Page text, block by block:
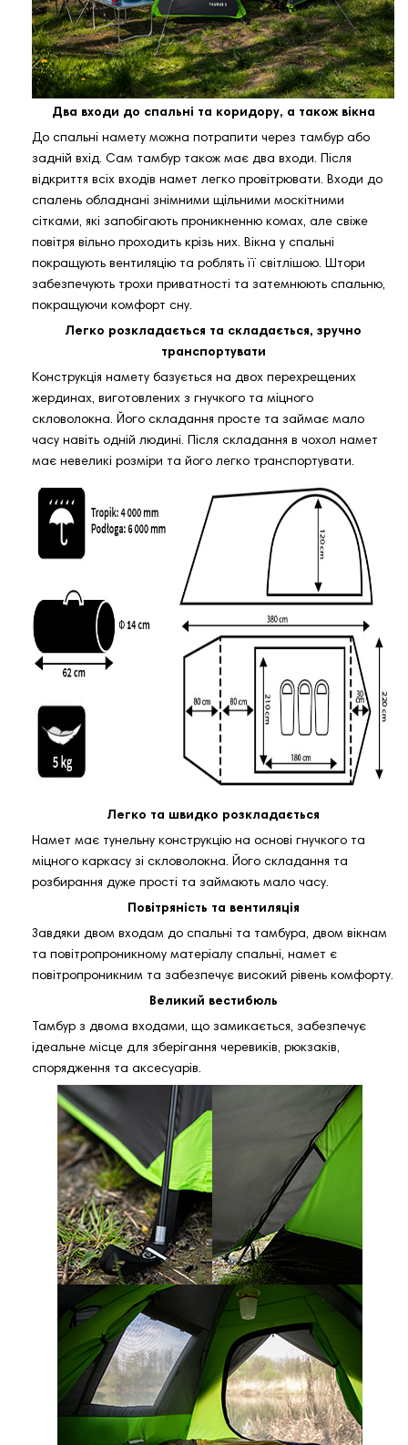
Два входи до спальні та коридору, а також вікна
До спальні намету можна потрапити через тамбур або
задній вхід. Сам тамбур також має два входи. Після
відкриття всіх входів намет легко провітрювати. Входи до
спалень обладнані знімними щільними москітними
сітками, які запобігають проникненню комах, але свіже
повітря вільно проходить крізь них. Вікна у спальні
покращують вентиляцію та роблять її світлішою. ​​Штори
забезпечують трохи приватності та затемнюють спальню,
покращуючи комфорт сну.
Легко розкладається та складається, зручно
транспортувати
Конструкція намету базується на двох перехрещених
жердинах, виготовлених з гнучкого та міцного
скловолокна. Його складання просте та займає мало
часу навіть одній людині. Після складання в чохол намет
має невеликі розміри та його легко транспортувати.
Легко та швидко розкладається
Намет має тунельну конструкцію на основі гнучкого та
міцного каркасу зі скловолокна. Його складання та
розбирання дуже прості та займають мало часу.
Повітряність та вентиляція
Завдяки двом входам до спальні та тамбура, двом вікнам
та повітропроникному матеріалу спальні, намет є
повітропроникним та забезпечує високий рівень комфорту.
Великий вестибюль
Тамбур з двома входами, що замикається, забезпечує
ідеальне місце для зберігання черевиків, рюкзаків,
спорядження та аксесуарів.